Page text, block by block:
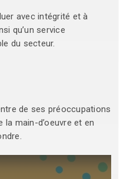
avec intégrité et à
qu’un service
du secteur.
de ses préoccupations
la main-d’oeuvre et en